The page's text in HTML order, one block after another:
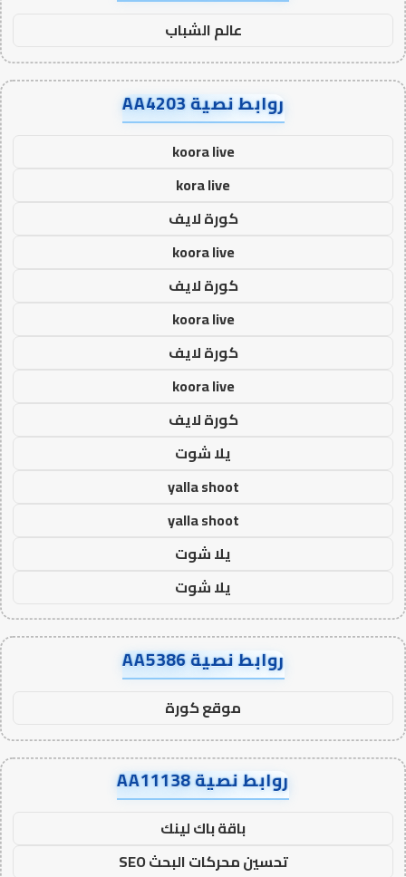
عالم الشباب
روابط نصية AA4203
koora live
kora live
كورة لايف
koora live
كورة لايف
koora live
كورة لايف
koora live
كورة لايف
يلا شوت
yalla shoot
yalla shoot
يلا شوت
يلا شوت
روابط نصية AA5386
موقع كورة
روابط نصية AA11138
باقة باك لينك
تحسين محركات البحث SEO